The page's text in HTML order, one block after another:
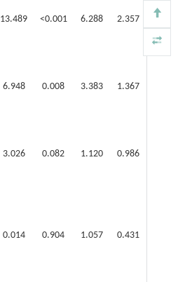
13.489 <0.001 6.288 2.357 16.772
6.948 0.008 3.383 1.367
3.026 0.082 1.120 0.986
0.014 0.904 1.057 0.431